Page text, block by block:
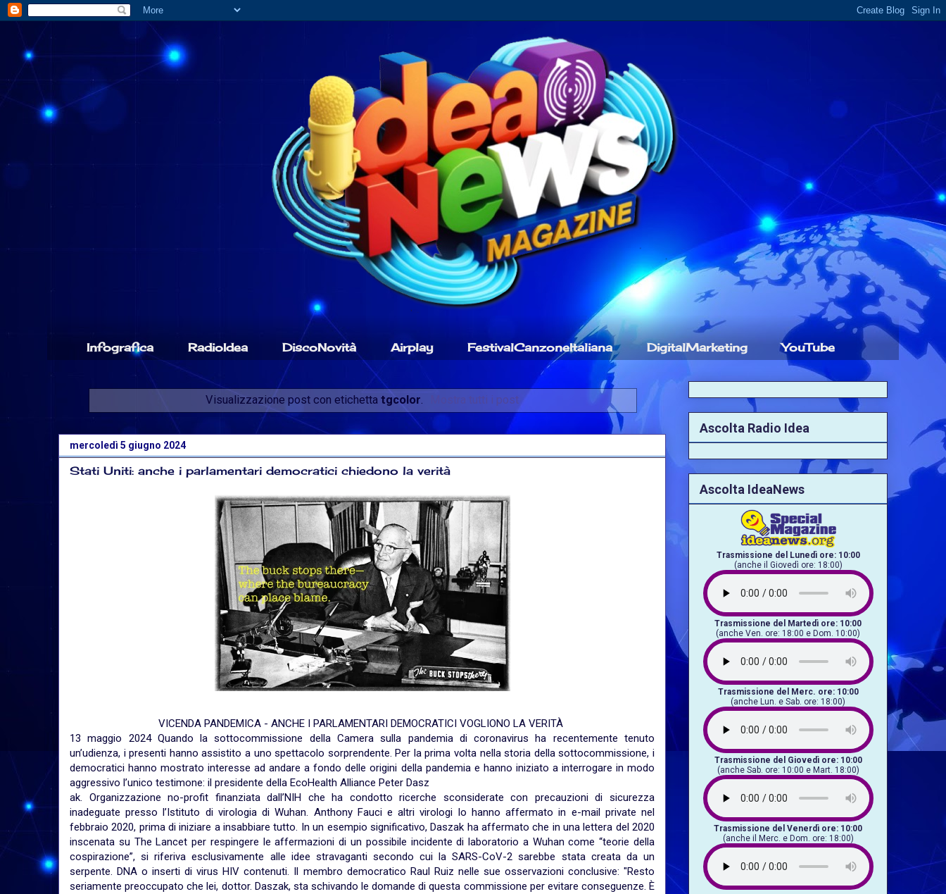
Infografica RadioIdea DiscoNovità Airplay FestivalCanzoneItaliana DigitalMarketing YouTube
Visualizzazione post con etichetta tgcolor. Mostra tutti i post
mercoledì 5 giugno 2024
Stati Uniti: anche i parlamentari democratici chiedono la verità
VICENDA PANDEMICA - ANCHE I PARLAMENTARI DEMOCRATICI VOGLIONO LA VERITÀ
13 maggio 2024 Quando la sottocommissione della Camera sulla pandemia di coronavirus ha recentemente tenuto
un’udienza, i presenti hanno assistito a uno spettacolo sorprendente. Per la prima volta nella storia della sottocommissione, i
democratici hanno mostrato interesse ad andare a fondo delle origini della pandemia e hanno iniziato a interrogare in modo
aggressivo l’unico testimone: il presidente della EcoHealth Alliance Peter Dasz
ak. Organizzazione no-profit finanziata dall’NIH che ha condotto ricerche sconsiderate con precauzioni di sicurezza
inadeguate presso l’Istituto di virologia di Wuhan. Anthony Fauci e altri virologi lo hanno affermato in e-mail private nel
febbraio 2020, prima di iniziare a insabbiare tutto. In un esempio significativo, Daszak ha affermato che in una lettera del 2020
inscenata su The Lancet per respingere le affermazioni di un possibile incidente di laboratorio a Wuhan come “teorie della
cospirazione”, si riferiva esclusivamente alle idee stravaganti secondo cui la SARS-CoV-2 sarebbe stata creata da un
serpente. DNA o inserti di virus HIV contenuti. Il membro democratico Raul Ruiz nelle sue osservazioni conclusive: "Resto
seriamente preoccupato che lei, dottor. Daszak, sta schivando le domande di questa commissione per evitare conseguenze. È
Ascolta Radio Idea
Ascolta IdeaNews
Trasmissione del Lunedì ore: 10:00
(anche il Giovedì ore: 18:00)
Trasmissione del Martedì ore: 10:00
(anche Ven. ore: 18:00 e Dom. 10:00)
Trasmissione del Merc. ore: 10:00
(anche Lun. e Sab. ore: 18:00)
Trasmissione del Giovedì ore: 10:00
(anche Sab. ore: 10:00 e Mart. 18:00)
Trasmissione del Venerdì ore: 10:00
(anche il Merc. e Dom. ore: 18:00)